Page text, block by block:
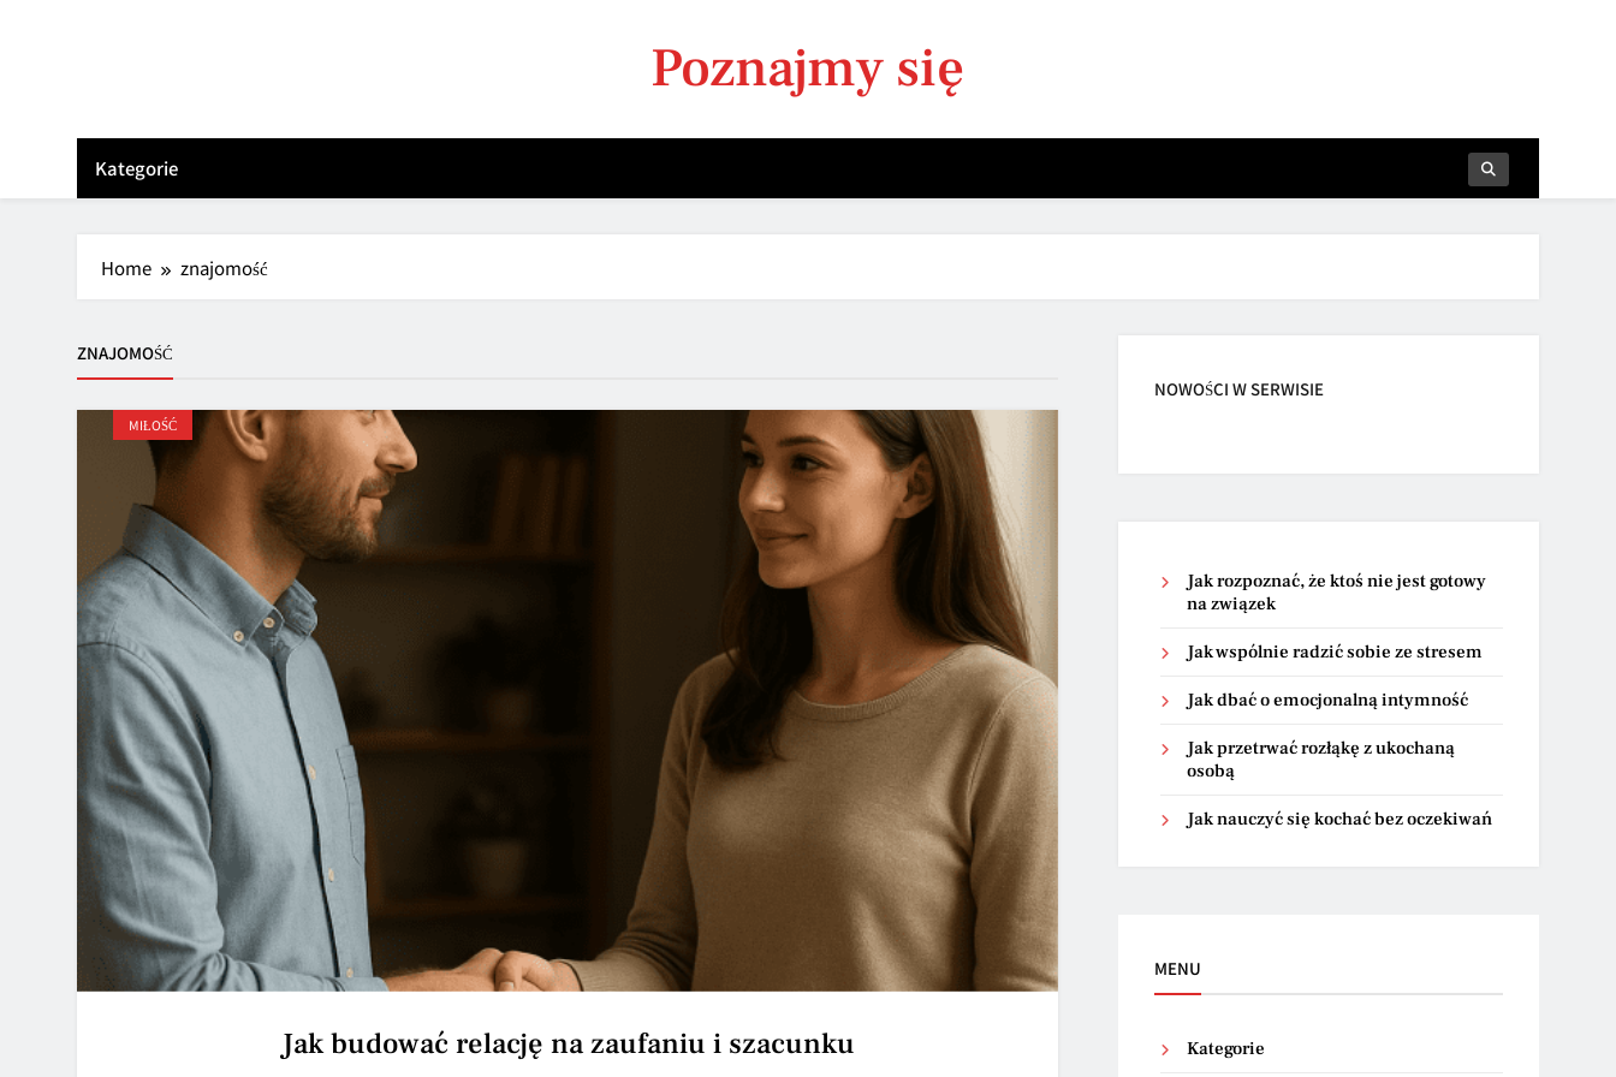
Poznajmy się
Kategorie
Home znajomość
ZNAJOMOŚĆ
MIŁOŚĆ
Jak budować relację na zaufaniu i szacunku
NOWOŚCI W SERWISIE
Jak rozpoznać, że ktoś nie jest gotowy
na związek
Jak wspólnie radzić sobie ze stresem
Jak dbać o emocjonalną intymność
Jak przetrwać rozłąkę z ukochaną
osobą
Jak nauczyć się kochać bez oczekiwań
MENU
Kategorie